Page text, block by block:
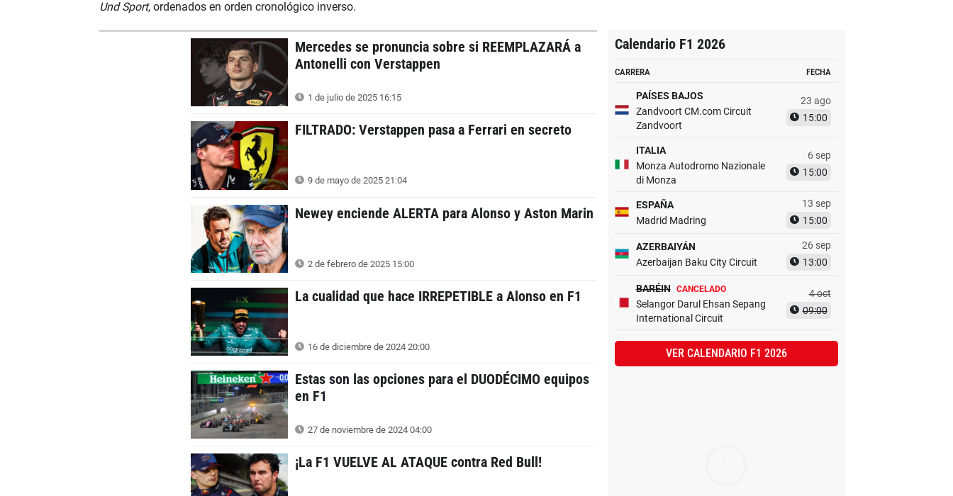
Und Sport, ordenados en orden cronológico inverso.
Mercedes se pronuncia sobre si REEMPLAZARÁ a
Antonelli con Verstappen
1 de julio de 2025 16:15
FILTRADO: Verstappen pasa a Ferrari en secreto
9 de mayo de 2025 21:04
Newey enciende ALERTA para Alonso y Aston Marin
2 de febrero de 2025 15:00
La cualidad que hace IRREPETIBLE a Alonso en F1
16 de diciembre de 2024 20:00
Estas son las opciones para el DUODÉCIMO equipos
en F1
27 de noviembre de 2024 04:00
¡La F1 VUELVE AL ATAQUE contra Red Bull!
Calendario F1 2026
CARRERA FECHA
PAÍSES BAJOS
Zandvoort CM.com Circuit
Zandvoort
23 ago
15:00
ITALIA
Monza Autodromo Nazionale
di Monza
6 sep
15:00
ESPAÑA
Madrid Madring
13 sep
15:00
AZERBAIYÁN
Azerbaijan Baku City Circuit
26 sep
13:00
BARÉIN CANCELADO
Selangor Darul Ehsan Sepang
International Circuit
4 oct
09:00
VER CALENDARIO F1 2026